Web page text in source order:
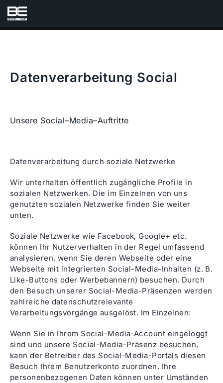
Datenverarbeitung Social
Unsere Social–Media–Auftritte
Datenverarbeitung durch soziale Netzwerke
Wir unterhalten öffentlich zugängliche Profile in
sozialen Netzwerken. Die im Einzelnen von uns
genutzten sozialen Netzwerke finden Sie weiter
unten.
Soziale Netzwerke wie Facebook, Google+ etc.
können Ihr Nutzerverhalten in der Regel umfassend
analysieren, wenn Sie deren Webseite oder eine
Webseite mit integrierten Social-Media-Inhalten (z. B.
Like-Buttons oder Werbebannern) besuchen. Durch
den Besuch unserer Social-Media-Präsenzen werden
zahlreiche datenschutzrelevante
Verarbeitungsvorgänge ausgelöst. Im Einzelnen:
Wenn Sie in Ihrem Social-Media-Account eingeloggt
sind und unsere Social-Media-Präsenz besuchen,
kann der Betreiber des Social-Media-Portals diesen
Besuch Ihrem Benutzerkonto zuordnen. Ihre
personenbezogenen Daten können unter Umständen